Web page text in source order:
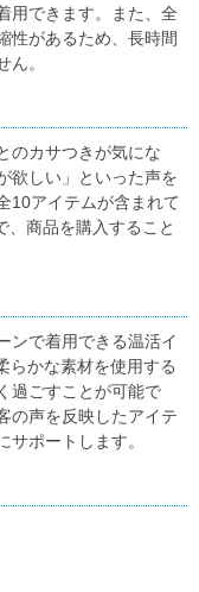
用できます。また、全
性があるため、長時間
。
のカサつきが気にな
欲しい」といった声を
10アイテムが含まれて
商品を購入すること
ンで着用できる温活イ
らかな素材を使用する
過ごすことが可能で
の声を反映したアイテ
ポートします。